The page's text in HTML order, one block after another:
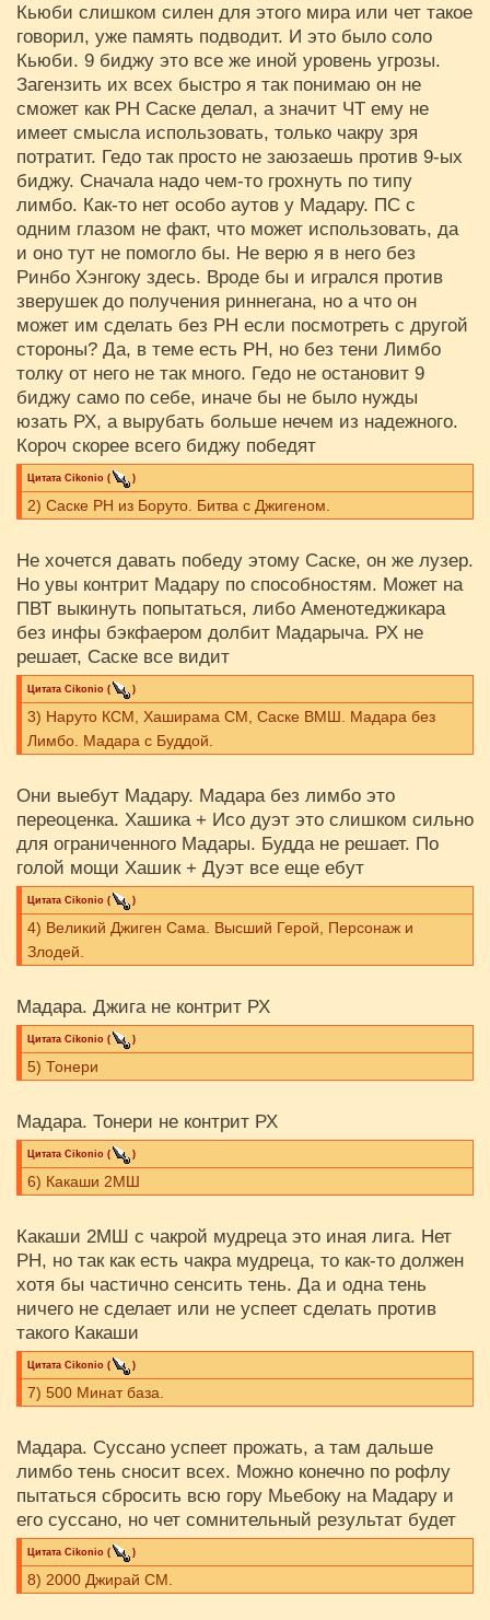
Кьюби слишком силен для этого мира или чет такое
говорил, уже память подводит. И это было соло
Кьюби. 9 биджу это все же иной уровень угрозы.
Загензить их всех быстро я так понимаю он не
сможет как РН Саске делал, а значит ЧТ ему не
имеет смысла использовать, только чакру зря
потратит. Гедо так просто не заюзаешь против 9-ых
биджу. Сначала надо чем-то грохнуть по типу
лимбо. Как-то нет особо аутов у Мадару. ПС с
одним глазом не факт, что может использовать, да
и оно тут не помогло бы. Не верю я в него без
Ринбо Хэнгоку здесь. Вроде бы и игрался против
зверушек до получения риннегана, но а что он
может им сделать без РН если посмотреть с другой
стороны? Да, в теме есть РН, но без тени Лимбо
толку от него не так много. Гедо не остановит 9
биджу само по себе, иначе бы не было нужды
юзать РХ, а вырубать больше нечем из надежного.
Короч скорее всего биджу победят
Цитата Cikоnio ( )
2) Саске РН из Боруто. Битва с Джигеном.
Не хочется давать победу этому Саске, он же лузер.
Но увы контрит Мадару по способностям. Может на
ПВТ выкинуть попытаться, либо Аменотеджикара
без инфы бэкфаером долбит Мадарыча. РХ не
решает, Саске все видит
Цитата Cikоnio ( )
3) Наруто КСМ, Хаширама СМ, Саске ВМШ. Мадара без
Лимбо. Мадара с Буддой.
Они выебут Мадару. Мадара без лимбо это
переоценка. Хашика + Исо дуэт это слишком сильно
для ограниченного Мадары. Будда не решает. По
голой мощи Хашик + Дуэт все еще ебут
Цитата Cikоnio ( )
4) Великий Джиген Сама. Высший Герой, Персонаж и
Злодей.
Мадара. Джига не контрит РХ
Цитата Cikоnio ( )
5) Тонери
Мадара. Тонери не контрит РХ
Цитата Cikоnio ( )
6) Какаши 2МШ
Какаши 2МШ с чакрой мудреца это иная лига. Нет
РН, но так как есть чакра мудреца, то как-то должен
хотя бы частично сенсить тень. Да и одна тень
ничего не сделает или не успеет сделать против
такого Какаши
Цитата Cikоnio ( )
7) 500 Минат база.
Мадара. Суссано успеет прожать, а там дальше
лимбо тень сносит всех. Можно конечно по рофлу
пытаться сбросить всю гору Мьебоку на Мадару и
его суссано, но чет сомнительный результат будет
Цитата Cikоnio ( )
8) 2000 Джирай СМ.